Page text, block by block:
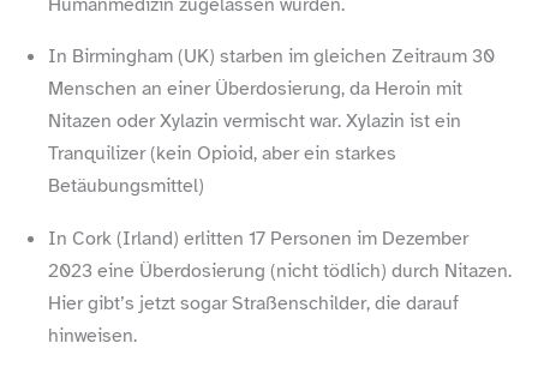
In Birmingham (UK) starben im gleichen Zeitraum 30
Menschen an einer Überdosierung, da Heroin mit
Nitazen oder Xylazin vermischt war. Xylazin ist ein
Tranquilizer (kein Opioid, aber ein starkes
Betäubungsmittel)
In Cork (Irland) erlitten 17 Personen im Dezember
2023 eine Überdosierung (nicht tödlich) durch Nitazen.
Hier gibt’s jetzt sogar Straßenschilder, die darauf
hinweisen.